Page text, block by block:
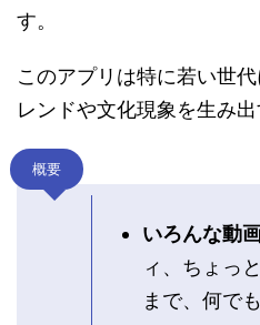
す。
このアプリは特に若い世
レンドや文化現象を生み
概要
いろんな動
ィ、ちょっ
まで、何でも